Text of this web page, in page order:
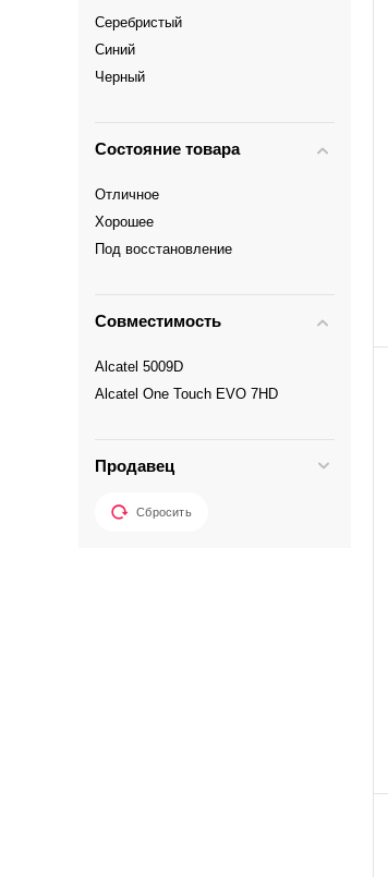
Серебристый
Синий
Черный
Состояние товара
Отличное
Хорошее
Под восстановление
Совместимость
Alcatel 5009D
Alcatel One Touch EVO 7HD
Продавец
Сбросить